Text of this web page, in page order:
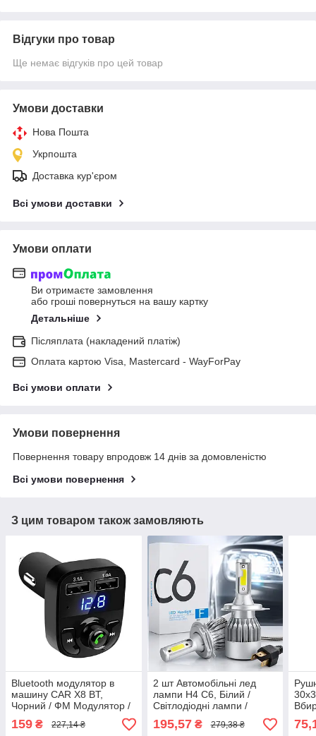
Відгуки про товар
Ще немає відгуків про цей товар
Умови доставки
Нова Пошта
Укрпошта
Доставка кур'єром
Всі умови доставки
Умови оплати
Ви отримаєте замовлення
або гроші повернуться на вашу картку
Детальніше
Післяплата (накладений платіж)
Оплата картою Visa, Mastercard - WayForPay
Всі умови оплати
Умови повернення
Повернення товару впродовж 14 днів за домовленістю
Всі умови повернення
З цим товаром також замовляють
Bluetooth модулятор в
машину CAR X8 BT,
Чорний / ФМ Модулятор /
ФМ Трансмітер з блютуз /
Блютуз модулятор
159 ₴ 227,14 ₴
2 шт Автомобільні лед
лампи H4 C6, Білий /
Світлодіодні лампи /
Автолампи / Лед лампи
для авто
195,57₴ 279,38 ₴